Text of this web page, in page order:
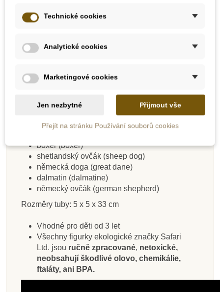
dokáží dítěti pomoci rozeznat typické znaky
obvykle na břiše figurky.
bígl (beagle)
kolie (colie)
zlatý retrívr (golden retriever)
dobrman (doberman pincer)
boxer (boxer)
shetlandský ovčák (sheep dog)
německá doga (great dane)
dalmatin (dalmatine)
německý ovčák (german shepherd)
Rozměry tuby: 5 x 5 x 33 cm
Vhodné pro děti od 3 let
Všechny figurky ekologické značky Safari
Ltd. jsou ručně zpracované, netoxické,
neobsahují škodlivé olovo, chemikálie,
ftaláty, ani BPA.
Technické cookies
Analytické cookies
Marketingové cookies
Jen nezbytné Přijmout vše
Přejít na stránku Používání souborů cookies